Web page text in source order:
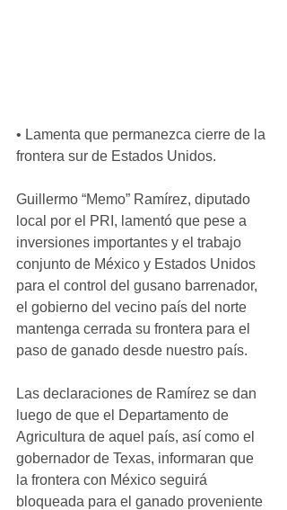
• Lamenta que permanezca cierre de la
frontera sur de Estados Unidos.
Guillermo “Memo” Ramírez, diputado
local por el PRI, lamentó que pese a
inversiones importantes y el trabajo
conjunto de México y Estados Unidos
para el control del gusano barrenador,
el gobierno del vecino país del norte
mantenga cerrada su frontera para el
paso de ganado desde nuestro país.
Las declaraciones de Ramírez se dan
luego de que el Departamento de
Agricultura de aquel país, así como el
gobernador de Texas, informaran que
la frontera con México seguirá
bloqueada para el ganado proveniente